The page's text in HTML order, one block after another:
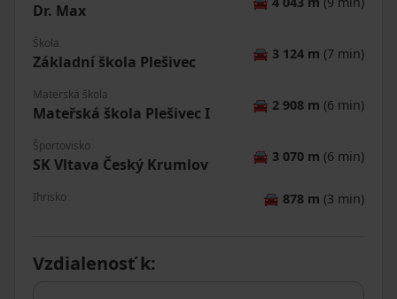
Dr. Max
Škola
Základní škola Plešivec 🚘 3 124 m (7 min)
Materská škola
Mateřská škola Plešivec I 🚘 2 908 m (6 min)
Športovisko
SK Vltava Český Krumlov 🚘 3 070 m (6 min)
Ihrisko 🚘 878 m (3 min)
Vzdialenosť k: